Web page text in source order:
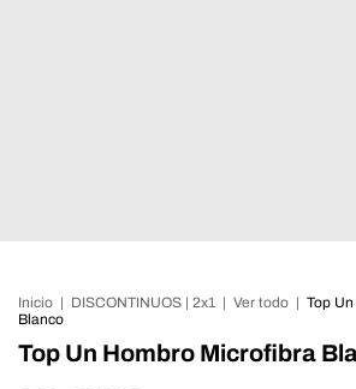
Inicio | DISCONTINUOS | 2x1 | Ver todo | Top
Blanco
Top Un Hombro Microfibra